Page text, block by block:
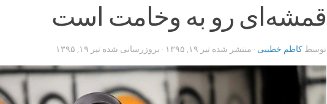
قمشه‌ای رو به وخامت است
توسط کاظم خطیبی · منتشر شده تیر ۱۹, ۱۳۹۵ · بروزرسانی شده تیر ۱۹, ۱۳۹۵